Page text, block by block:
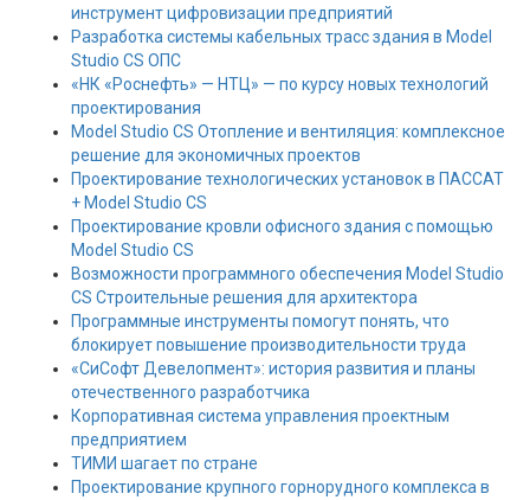
инструмент цифровизации предприятий
Разработка системы кабельных трасс здания в Model
Studio CS ОПС
«НК «Роснефть» — НТЦ» — по курсу новых технологий
проектирования
Model Studio CS Отопление и вентиляция: комплексное
решение для экономичных проектов
Проектирование технологических установок в ПАССАТ
+ Model Studio CS
Проектирование кровли офисного здания с помощью
Model Studio CS
Возможности программного обеспечения Model Studio
CS Строительные решения для архитектора
Программные инструменты помогут понять, что
блокирует повышение производительности труда
«СиСофт Девелопмент»: история развития и планы
отечественного разработчика
Корпоративная система управления проектным
предприятием
ТИМИ шагает по стране
Проектирование крупного горнорудного комплекса в